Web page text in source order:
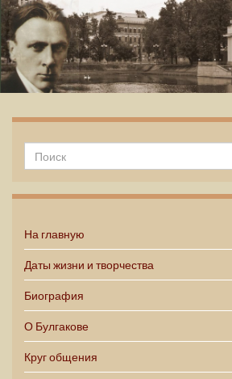
На главную
Даты жизни и творчества
Биография
О Булгакове
Круг общения